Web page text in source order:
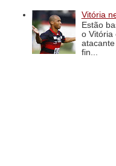
Vitória
Estão
o Vitória
fin...